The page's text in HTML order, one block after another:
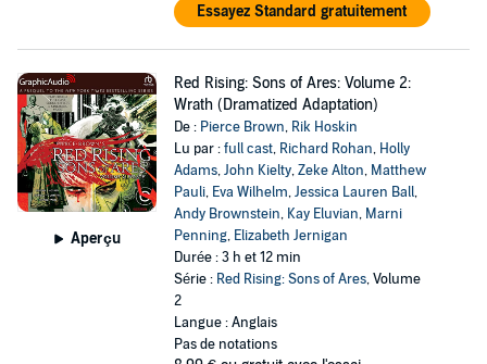
Essayez Standard gratuitement
Aperçu
Red Rising: Sons of Ares: Volume 2:
Wrath (Dramatized Adaptation)
De : Pierce Brown, Rik Hoskin
Lu par :full cast, Richard Rohan, Holly
Adams,John Kielty,Zeke Alton, Matthew
Pauli, Eva Wilhelm,Jessica Lauren Ball,
Andy Brownstein, Kay Eluvian, Marni
Penning, Elizabeth Jernigan
Durée : 3 h et 12 min
Série : Red Rising: Sons of Ares, Volume
2
Langue : Anglais
Pas de notations